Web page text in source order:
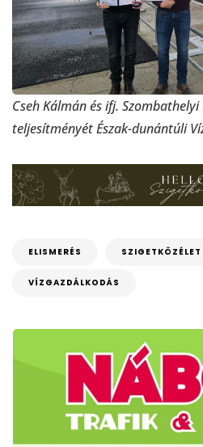
Cseh Kálmán és ifj.
teljesítményét Észak-dunántúli
ELISMERÉS SZIGETKÖZÉLET
VÍZGAZDÁLKODÁS